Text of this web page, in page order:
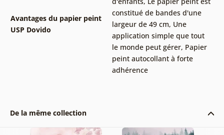
Avantages du papier peint
USP Dovido
constitué de bandes d'une
largeur de 49 cm, Une
application simple que tout
le monde peut gérer, Papier
peint autocollant à forte
adhérence
De la même collection